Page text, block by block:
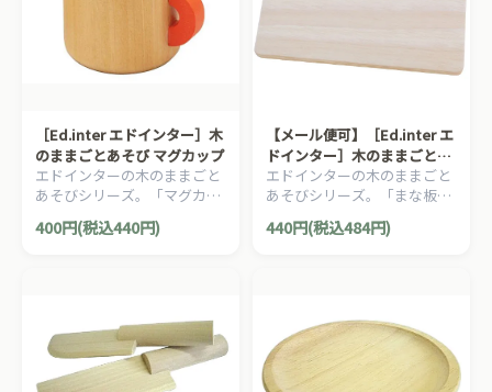
［Ed.inter エドインター］木
のままごとあそび マグカップ
エドインターの木のままごと
あそびシリーズ。「マグカッ
プ」です。
400円(税込440円)
【メール便可】［Ed.inter エ
ドインター］木のままごとあ
そび New まな板
エドインターの木のままごと
あそびシリーズ。「まな板」
440円(税込484円)